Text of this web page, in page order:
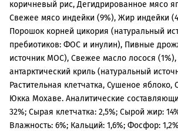
коричневый рис, Дегидрированное мясо
Свежее мясо индейки (9%), Жир индейки
Порошок корней цикория (натуральный
пребиотиков: ФОС и инулин), Пивные
источник МОС), Свежее масло лосося
антарктический криль (натуральный
Растительная клетчатка, Сушеное
Юкка Мохаве. Аналитические
32%; Сырая клетчатка: 2,5%; Сырой жир:
Влажность: 6%; Кальций: 1,6%; Фосфор: